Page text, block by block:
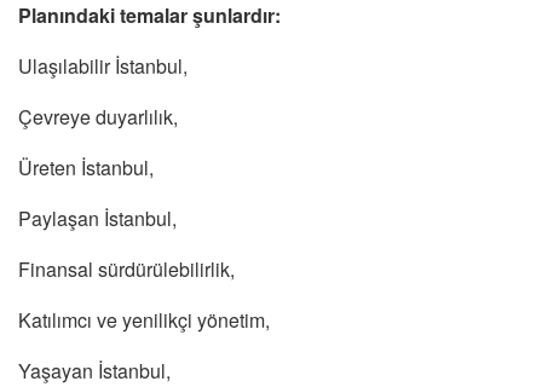
Planındaki temalar şunlardır:
Ulaşılabilir İstanbul,
Çevreye duyarlılık,
Üreten İstanbul,
Paylaşan İstanbul,
Finansal sürdürülebilirlik,
Katılımcı ve yenilikçi yönetim,
Yaşayan İstanbul,